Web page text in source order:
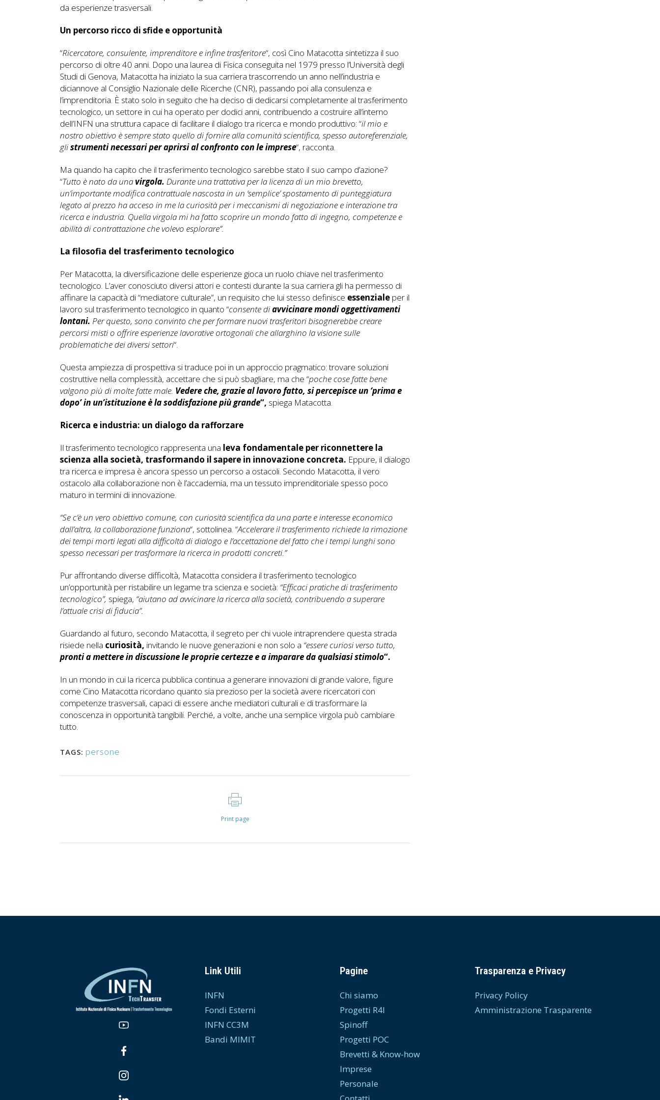
da esperienze trasversali.
Un percorso ricco di sfide e opportunità
“Ricercatore, consulente, imprenditore e infine trasferitore“, così Cino Matacotta sintetizza il suo
percorso di oltre 40 anni. Dopo una laurea di Fisica conseguita nel 1979 presso l’Università degli
Studi di Genova, Matacotta ha iniziato la sua carriera trascorrendo un anno nell’industria e
diciannove al Consiglio Nazionale delle Ricerche (CNR), passando poi alla consulenza e
l’imprenditoria. È stato solo in seguito che ha deciso di dedicarsi completamente al trasferimento
tecnologico, un settore in cui ha operato per dodici anni, contribuendo a costruire all’interno
dell’INFN una struttura capace di facilitare il dialogo tra ricerca e mondo produttivo: “il mio e
nostro obiettivo è sempre stato quello di fornire alla comunità scientifica, spesso autoreferenziale,
glistrumenti necessari per aprirsi al confronto con le imprese“, racconta.
Ma quando ha capito che il trasferimento tecnologico sarebbe stato il suo campo d’azione?
“Tutto è nato da unavirgola. Durante una trattativa per la licenza di un mio brevetto,
un’importante modifica contrattuale nascosta in un ‘semplice’ spostamento di punteggiatura
legato al prezzo ha acceso in me la curiosità per i meccanismi di negoziazione e interazione tra
ricerca e industria. Quella virgola mi ha fatto scoprire un mondo fatto di ingegno, competenze e
abilità di contrattazione che volevo esplorare”.
La filosofia del trasferimento tecnologico
Per Matacotta, la diversificazione delle esperienze gioca un ruolo chiave nel trasferimento
tecnologico. L’aver conosciuto diversi attori e contesti durante la sua carriera gli ha permesso di
affinare la capacità di “mediatore culturale”, un requisito che lui stesso definisce essenziale per il
lavoro sul trasferimento tecnologico in quanto “consente diavvicinare mondi oggettivamenti
lontani. Per questo, sono convinto che per formare nuovi trasferitori bisognerebbe creare
percorsi misti o offrire esperienze lavorative ortogonali che allarghino la visione sulle
problematiche dei diversi settori“.
Questa ampiezza di prospettiva si traduce poi in un approccio pragmatico: trovare soluzioni
costruttive nella complessità, accettare che si può sbagliare, ma che “poche cose fatte bene
valgono più di molte fatte male. Vedere che, grazie al lavoro fatto, si percepisce un ‘prima e
dopo’ in un’istituzione è la soddisfazione più grande“, spiega Matacotta.
Ricerca e industria: un dialogo da rafforzare
Il trasferimento tecnologico rappresenta una leva fondamentale per riconnettere la
scienza alla società, trasformando il sapere in innovazione concreta. Eppure, il dialogo
tra ricerca e impresa è ancora spesso un percorso a ostacoli. Secondo Matacotta, il vero
ostacolo alla collaborazione non è l’accademia, ma un tessuto imprenditoriale spesso poco
maturo in termini di innovazione.
“Se c’è un vero obiettivo comune, con curiosità scientifica da una parte e interesse economico
dall’altra, la collaborazione funziona“, sottolinea. “Accelerare il trasferimento richiede la rimozione
dei tempi morti legati alla difficoltà di dialogo e l’accettazione del fatto che i tempi lunghi sono
spesso necessari per trasformare la ricerca in prodotti concreti.”
Pur affrontando diverse difficoltà, Matacotta considera il trasferimento tecnologico
un’opportunità per ristabilire un legame tra scienza e società: “Efficaci pratiche di trasferimento
tecnologico”, spiega, “aiutano ad avvicinare la ricerca alla società, contribuendo a superare
l’attuale crisi di fiducia”.
Guardando al futuro, secondo Matacotta, il segreto per chi vuole intraprendere questa strada
risiede nella curiosità, invitando le nuove generazioni e non solo a “essere curiosi verso tutto,
pronti a mettere in discussione le proprie certezze e a imparare da qualsiasi stimolo“.
In un mondo in cui la ricerca pubblica continua a generare innovazioni di grande valore, figure
come Cino Matacotta ricordano quanto sia prezioso per la società avere ricercatori con
competenze trasversali, capaci di essere anche mediatori culturali e di trasformare la
conoscenza in opportunità tangibili. Perché, a volte, anche una semplice virgola può cambiare
tutto.
TAGS: persone
Print page
Link Utili
INFN
Fondi Esterni
INFN CC3M
Bandi MIMIT
Pagine
Chi siamo
Progetti R4I
Spinoff
Progetti POC
Brevetti & Know-how
Imprese
Personale
Trasparenza e Privacy
Privacy Policy
Amministrazione Trasparente